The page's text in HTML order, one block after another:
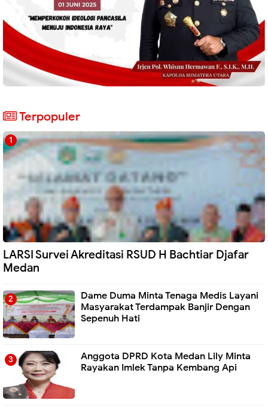
Terpopuler
LARSI Survei Akreditasi RSUD H Bachtiar Djafar
Medan
Dame Duma Minta Tenaga Medis Layani
Masyarakat Terdampak Banjir Dengan
Sepenuh Hati
Anggota DPRD Kota Medan Lily Minta
Rayakan Imlek Tanpa Kembang Api